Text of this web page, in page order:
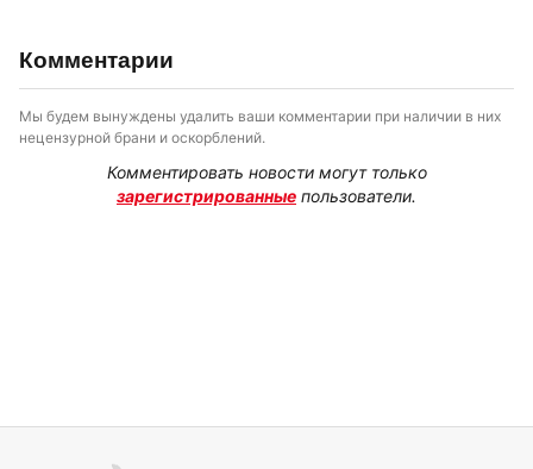
Комментарии
Мы будем вынуждены удалить ваши комментарии при наличии в них
нецензурной брани и оскорблений.
Комментировать новости могут только
зарегистрированные пользователи.